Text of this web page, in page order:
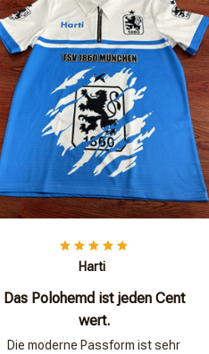
Harti
Das Polohemd ist jeden Cent
wert.
Die moderne Passform ist sehr